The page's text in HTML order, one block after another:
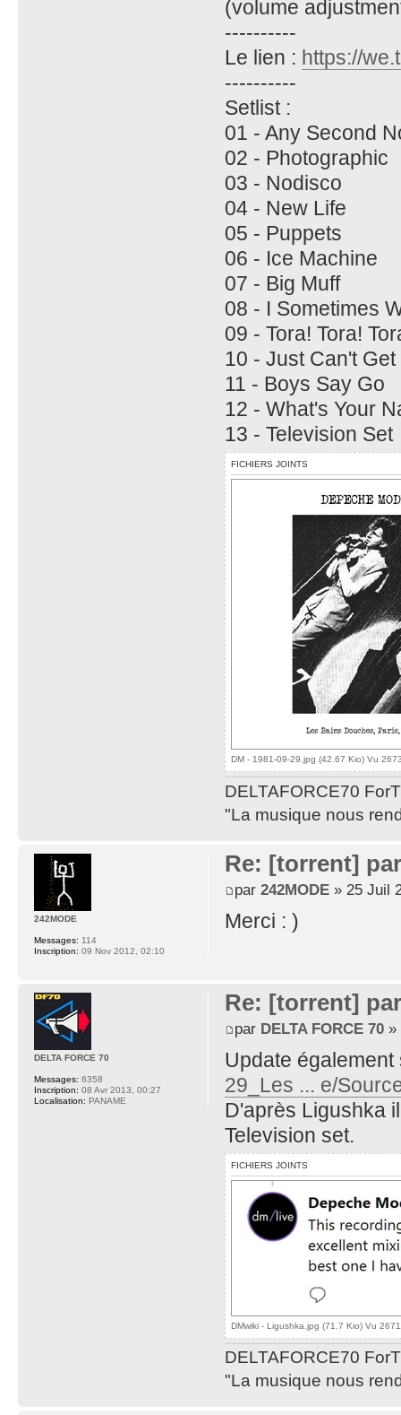
(volume
----------
Le lien : https://
----------
Setlist :
01 - Any Second
02 - Photographic
03 - Nodisco
04 - New Life
05 - Puppets
06 - Ice Machine
07 - Big Muff
08 - I Sometimes
09 - Tora! Tora!
10 - Just Can't
11 - Boys Say Go
12 - What's Your
13 - Television Set
FICHIERS JOINTS
DM - 1981-09-29.jpg (42.67 Kio) Vu
DELTAFORCE70
"La musique nous
Re: [torrent]
par 242MODE» 25 Juil
Merci : )
242MODE
Messages: 114
Inscription: 09 Nov 2012, 02:10
Re: [torrent]
par DELTA FORCE 70»
Update
29_Les ... e/
D'après Ligushka
Television set.
FICHIERS JOINTS
DMwiki - Ligushka.jpg (71.7 Kio) Vu
DELTAFORCE70
"La musique nous
DELTA FORCE 70
Messages: 6358
Inscription: 08 Avr 2013, 00:27
Localisation: PANAME